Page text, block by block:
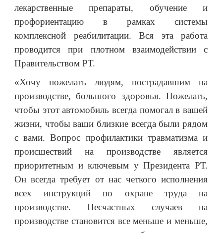
лекарственные препараты, обучение и
профориентацию в рамках системы
комплексной реабилитации. Вся эта работа
проводится при плотном взаимодействии с
Правительством РТ.
«Хочу пожелать людям, пострадавшим на
производстве, большого здоровья. Пожелать,
чтобы этот автомобиль всегда помогал в вашей
жизни, чтобы ваши близкие всегда были рядом
с вами. Вопрос профилактики травматизма и
происшествий на производстве является
приоритетным и ключевым у Президента РТ.
Он всегда требует от нас четкого исполнения
всех инструкций по охране труда на
производстве. Несчастных случаев на
производстве становится все меньше и меньше,